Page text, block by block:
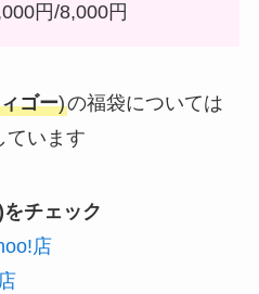
円/8,000円
ゴー)の福袋については
ています
チェック
店